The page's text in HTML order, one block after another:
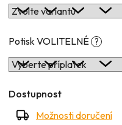
Potisk VOLITELNÉ ?
Dostupnost
Možnosti doručení